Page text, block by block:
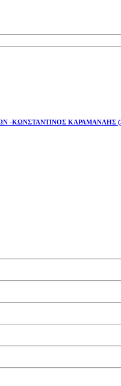
-ΚΩΝΣΤΑΝΤΙΝΟΣ ΚΑΡΑΜΑΝΛΗΣ